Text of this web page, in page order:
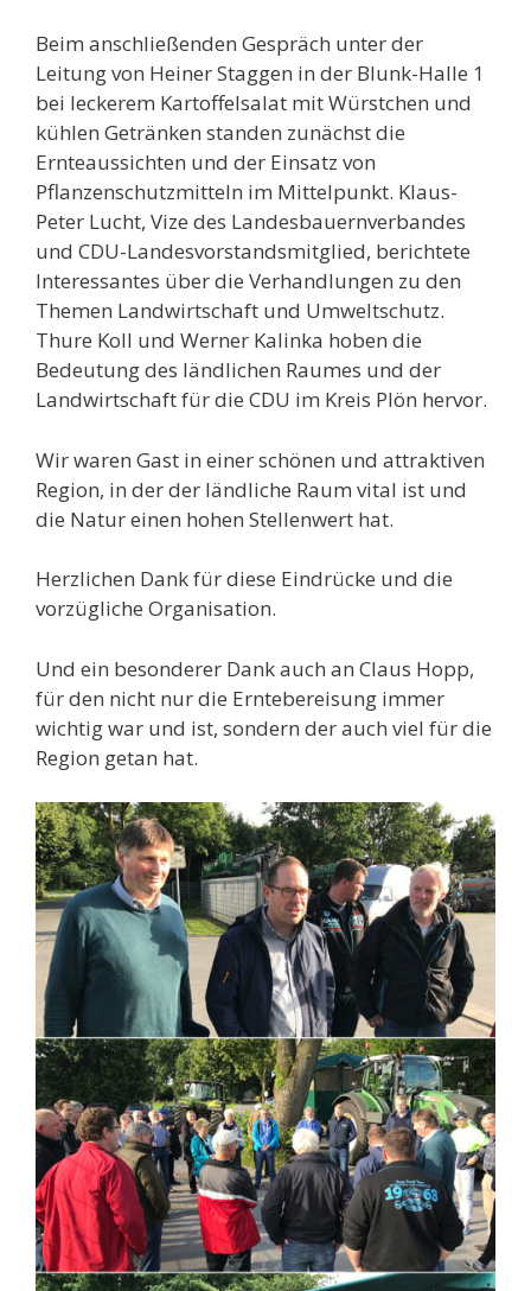
Beim anschließenden Gespräch unter der
Leitung von Heiner Staggen in der Blunk-Halle 1
bei leckerem Kartoffelsalat mit Würstchen und
kühlen Getränken standen zunächst die
Ernteaussichten und der Einsatz von
Pflanzenschutzmitteln im Mittelpunkt. Klaus-
Peter Lucht, Vize des Landesbauernverbandes
und CDU-Landesvorstandsmitglied, berichtete
Interessantes über die Verhandlungen zu den
Themen Landwirtschaft und Umweltschutz.
Thure Koll und Werner Kalinka hoben die
Bedeutung des ländlichen Raumes und der
Landwirtschaft für die CDU im Kreis Plön hervor.
Wir waren Gast in einer schönen und attraktiven
Region, in der der ländliche Raum vital ist und
die Natur einen hohen Stellenwert hat.
Herzlichen Dank für diese Eindrücke und die
vorzügliche Organisation.
Und ein besonderer Dank auch an Claus Hopp,
für den nicht nur die Erntebereisung immer
wichtig war und ist, sondern der auch viel für die
Region getan hat.